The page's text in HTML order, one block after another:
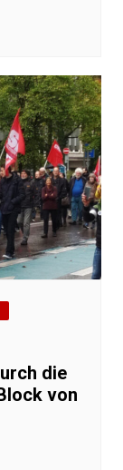
die
von